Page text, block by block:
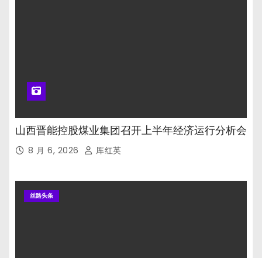
山西晋能控股煤业集团召开上半年经济运行分析会
8 月 6, 2026 厍红英
丝路头条